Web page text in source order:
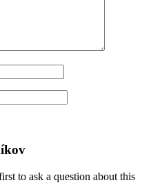
to ask a question about this